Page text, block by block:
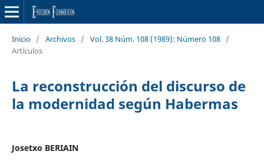
Inicio / Archivos / Vol. 38 Núm. 108 (1989): Número 108 /
Artículos
La reconstrucción del discurso de
la modernidad según Habermas
Josetxo BERIAIN